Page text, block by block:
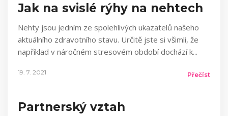
Jak na svislé rýhy na nehtech
Nehty jsou jedním ze spolehlivých ukazatelů našeho
aktuálního zdravotního stavu. Určitě jste si všimli, že
například v náročném stresovém období dochází k
Přečíst
19. 7. 2021
Partnerský vztah